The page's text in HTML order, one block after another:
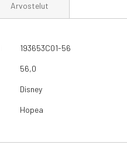
193653C01-56
56,0
Disney
Hopea
Arvostelut